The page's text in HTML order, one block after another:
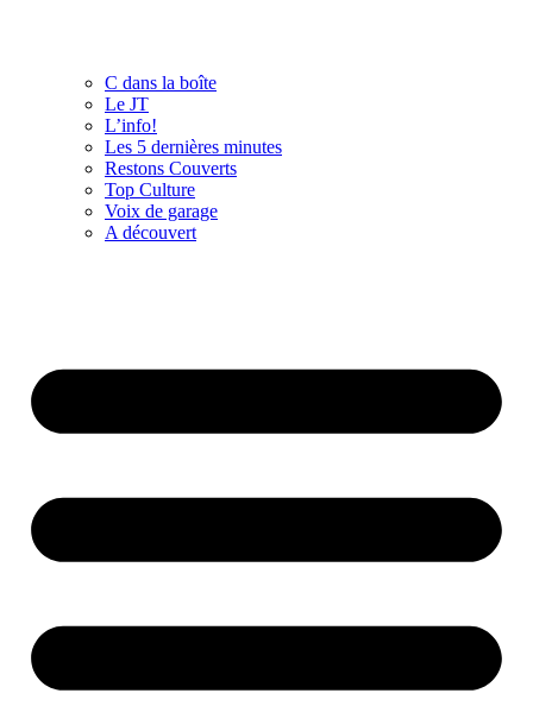
C dans la boîte
Le JT
L’info!
Les 5 dernières minutes
Restons Couverts
Top Culture
Voix de garage
A découvert